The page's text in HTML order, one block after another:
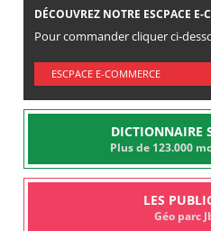
DÉCOUVREZ NOTRE ESCPACE E-
Pour commander cliquer ci-
ESCPACE E-COMMERCE
DICTIONNAIRE
Plus de 123.000
LES
Géo parc